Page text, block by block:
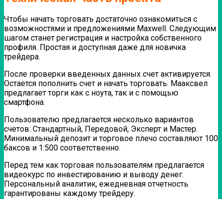
Чтобы начать торговать достаточно ознакомиться с
возможностями и предложениями Maxwell. Следующим
шагом станет регистрация и настройка собственного
профиля. Простая и доступная даже для новичка
трейдера.
После проверки введенных данных счет активируется.
Остается пополнить счет и начать торговать. Мааксвел
предлагает торги как с ноута, так и с помощью
смартфона.
Пользователю предлагается несколько вариантов
счетов: Стандартный, Передовой, Эксперт и Мастер.
Минимальный депозит и торговое плечо составляют 100
баксов и 1:500 соответственно.
Перед тем как торговая пользователям предлагается
видеокурс по инвестированию и выводу денег.
Персональный аналитик, ежедневная отчетность
гарантированы каждому трейдеру.